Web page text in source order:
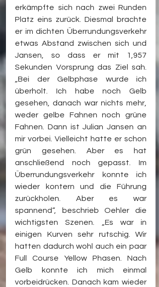
erkämpfte sich nach zwei Runden
Platz eins zurück. Diesmal brachte
er im dichten Überrundungsverkehr
etwas Abstand zwischen sich und
Jansen, so dass er mit 1,957
Sekunden Vorsprung das Ziel sah.
„Bei der Gelbphase wurde ich
überholt. Ich habe noch Gelb
gesehen, danach war nichts mehr,
weder gelbe Fahnen noch grüne
Fahnen. Dann ist Julian Jansen an
mir vorbei. Vielleicht hatte er schon
grün gesehen. Aber es hat
anschließend noch gepasst. Im
Überrundungsverkehr konnte ich
wieder kontern und die Führung
zurückholen. Aber es war
spannend“, beschrieb Oehler die
wichtigsten Szenen. „Es war in
einigen Kurven sehr rutschig. Wir
hatten dadurch wohl auch ein paar
Full Course Yellow Phasen. Nach
Gelb konnte ich mich einmal
vorbeidrücken. Danach kam wieder